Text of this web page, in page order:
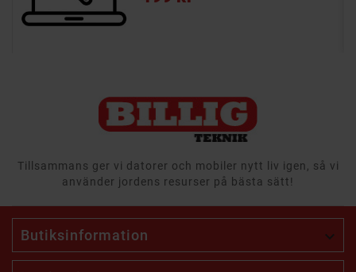
Tillsammans ger vi datorer och mobiler nytt liv igen, så vi
använder jordens resurser på bästa sätt!
Butiksinformation 